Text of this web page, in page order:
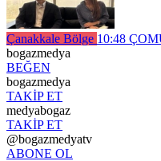
Çanakkale Bölge 10:48
bogazmedya
BEĞEN
bogazmedya
TAKİP ET
medyabogaz
TAKİP ET
@bogazmedyatv
ABONE OL